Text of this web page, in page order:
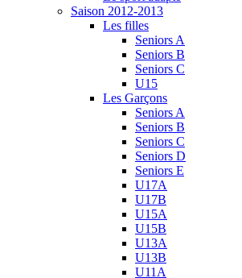
Saison 2012-2013
Les filles
Seniors A
Seniors B
Seniors C
U15
Les Garçons
Seniors A
Seniors B
Seniors C
Seniors D
Seniors E
U17A
U17B
U15A
U15B
U13A
U13B
U11A